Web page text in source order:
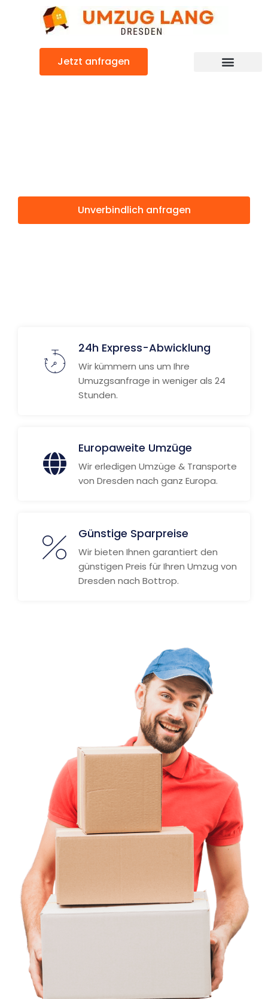
Jetzt anfragen
Unverbindlich anfragen
24h Express-Abwicklung
Wir kümmern uns um Ihre
Umuzgsanfrage in weniger als 24
Stunden.
Europaweite Umzüge
Wir erledigen Umzüge & Transporte
von Dresden nach ganz Europa.
Günstige Sparpreise
Wir bieten Ihnen garantiert den
günstigen Preis für Ihren Umzug von
Dresden nach Bottrop.